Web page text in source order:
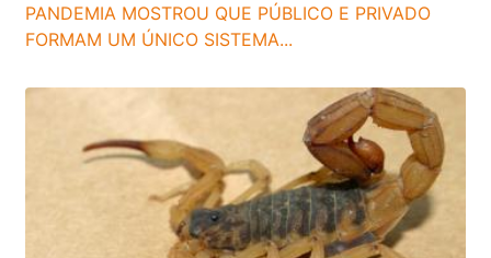
PANDEMIA MOSTROU QUE PÚBLICO E PRIVADO
FORMAM UM ÚNICO SISTEMA...